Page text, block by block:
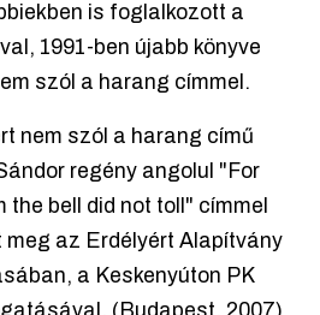
is foglalkozott a
1991-ben újabb könyve
szól a harang címmel.
nem szól a harang című
regény angolul "For
the bell did not toll" címmel
meg az Erdélyért Alapítvány
a Keskenyúton PK